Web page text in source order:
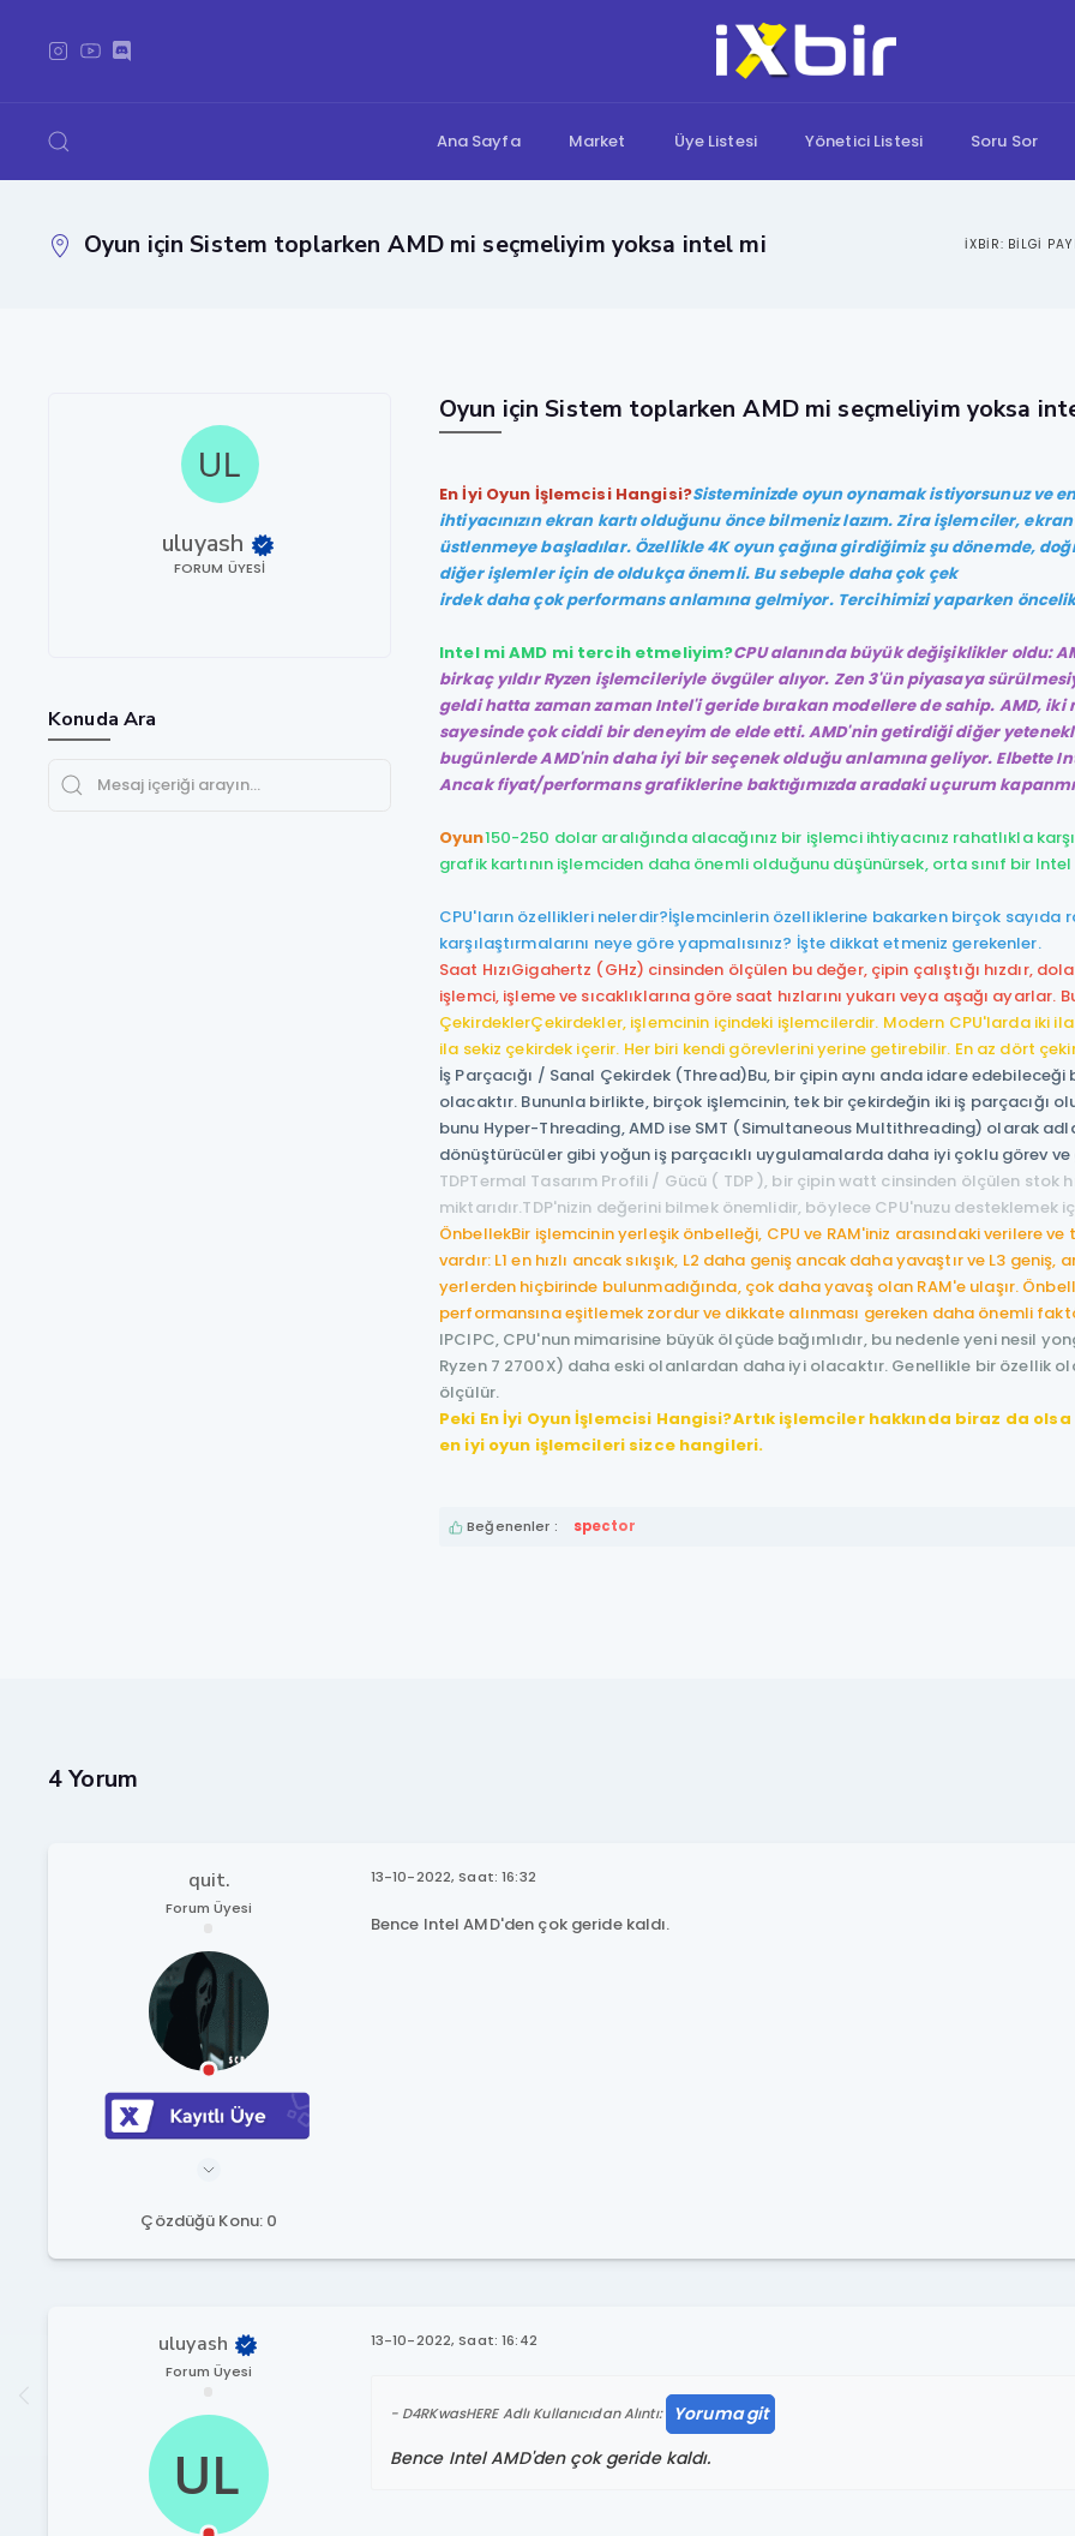
Ana Sayfa Market Üye Listesi Yönetici Listesi Soru Sor
Oyun için Sistem toplarken AMD mi seçmeliyim yoksa intel mi
Oyun için Sistem toplarken AMD mi seçmeliyim yoksa
En İyi Oyun İşlemcisi Hangisi?Sisteminizde oyun oynamak istiyorsunuz ve
ihtiyacınızın ekran kartı olduğunu önce bilmeniz lazım. Zira işlemciler,
üstlenmeye başladılar. Özellikle 4K oyun çağına girdiğimiz şu dönemde,
diğer işlemler için de oldukça önemli. Bu sebeple daha çok çek
irdek daha çok performans anlamına gelmiyor. Tercihimizi yaparken
Intel mi AMD mi tercih etmeliyim?CPU alanında büyük değişiklikler oldu:
birkaç yıldır Ryzen işlemcileriyle övgüler alıyor. Zen 3'ün piyasaya
geldi hatta zaman zaman Intel'i geride bırakan modellere de sahip. AMD,
sayesinde çok ciddi bir deneyim de elde etti. AMD'nin getirdiği diğer
bugünlerde AMD'nin daha iyi bir seçenek olduğu anlamına geliyor. Elbette
Ancak fiyat/performans grafiklerine baktığımızda aradaki uçurum
Oyun150-250 dolar aralığında alacağınız bir işlemci ihtiyacınız rahatlıkla
grafik kartının işlemciden daha önemli olduğunu düşünürsek, orta sınıf bir
CPU'ların özellikleri nelerdir?İşlemcinlerin özelliklerine bakarken birçok
karşılaştırmalarını neye göre yapmalısınız? İşte dikkat etmeniz gerekenler.
Saat HızıGigahertz (GHz) cinsinden ölçülen bu değer, çipin çalıştığı hızdır,
işlemci, işleme ve sıcaklıklarına göre saat hızlarını yukarı veya aşağı
ÇekirdeklerÇekirdekler, işlemcinin içindeki işlemcilerdir. Modern CPU'larda iki
ila sekiz çekirdek içerir. Her biri kendi görevlerini yerine getirebilir. En az dört
İş Parçacığı / Sanal Çekirdek (Thread)Bu, bir çipin aynı anda idare edebileceği
olacaktır. Bununla birlikte, birçok işlemcinin, tek bir çekirdeğin iki iş parçacığı
bunu Hyper-Threading, AMD ise SMT (Simultaneous Multithreading) olarak
dönüştürücüler gibi yoğun iş parçacıklı uygulamalarda daha iyi çoklu görev
TDPTermal Tasarım Profili / Gücü ( TDP ), bir çipin watt cinsinden ölçülen stok
miktarıdır.TDP'nizin değerini bilmek önemlidir, böylece CPU'nuzu
ÖnbellekBir işlemcinin yerleşik önbelleği, CPU ve RAM'iniz arasındaki verilere
vardır: L1 en hızlı ancak sıkışık, L2 daha geniş ancak daha yavaştır ve L3
yerlerden hiçbirinde bulunmadığında, çok daha yavaş olan RAM'e ulaşır.
performansına eşitlemek zordur ve dikkate alınması gereken daha önemli
IPCIPC, CPU'nun mimarisine büyük ölçüde bağımlıdır, bu nedenle yeni nesil
Ryzen 7 2700X) daha eski olanlardan daha iyi olacaktır. Genellikle bir özellik
ölçülür.
Peki En İyi Oyun İşlemcisi Hangisi?Artık işlemciler hakkında biraz da
en iyi oyun işlemcileri sizce hangileri.
Beğenenler : spector
uluyash
FORUM ÜYESI
Konuda Ara
4 Yorum
quit.
Forum Üyesi
Çözdüğü Konu: 0
13-10-2022, Saat: 16:32
Bence Intel AMD'den çok geride kaldı.
uluyash
Forum Üyesi
13-10-2022, Saat: 16:42
D4RKwasHERE Adlı Kullanıcıdan Alıntı:
Yoruma git
Bence Intel AMD'den çok geride kaldı.